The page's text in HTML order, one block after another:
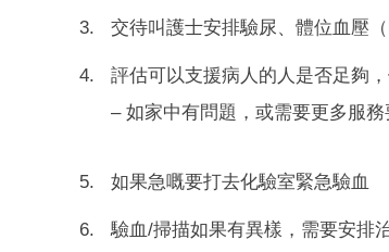
交待叫護士安排驗尿、體位血壓
評估可以支援病人的人是否足夠
– 如家中有問題，或需要更多服
如果急嘅要打去化驗室緊急驗血
驗血/掃描如果有異樣，需要安排